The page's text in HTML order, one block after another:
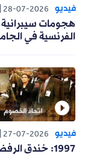
فيديو 28-07-2026
هجومات سيبرانية
الفرنسية في
فيديو 27-07-2026
1997: خندق الرفض يجمع الإسلامي واللائيكي #فلاش_باك